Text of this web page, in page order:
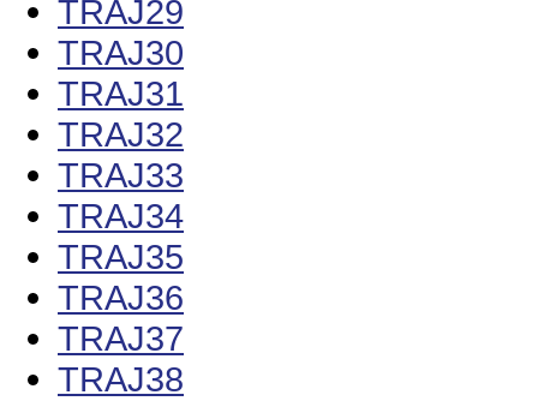
TRAJ29
TRAJ30
TRAJ31
TRAJ32
TRAJ33
TRAJ34
TRAJ35
TRAJ36
TRAJ37
TRAJ38